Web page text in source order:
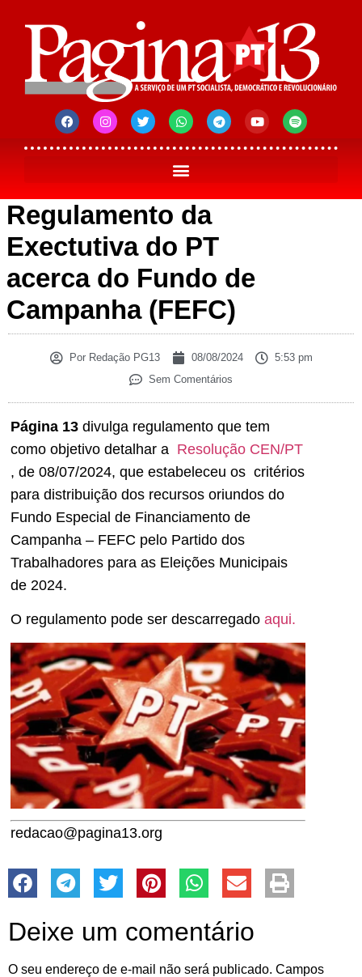
Regulamento da
Exectutiva do PT
acerca do Fundo de
Campanha (FEFC)
PorRedação PG13 08/08/2024
5:53 pm
Sem Comentários
Página 13 divulga regulamento que tem
como objetivo detalhar a Resolução CEN/PT
, de 08/07/2024, que estabeleceu os critérios
para distribuição dos recursos oriundos do
Fundo Especial de Financiamento de
Campanha – FEFC pelo Partido dos
Trabalhadores para as Eleições Municipais
de 2024.
O regulamento pode ser descarregado aqui.
redacao@pagina13.org
Deixe um comentário
O seu endereço de e-mail não será publicado. Campos